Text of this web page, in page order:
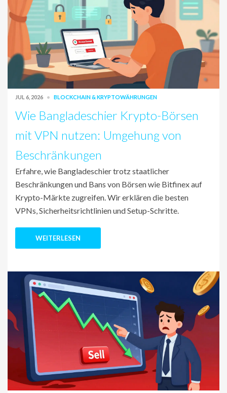
JUL 6, 2026 BLOCKCHAIN & KRYPTOWÄHRUNGEN
Wie Bangladeschier Krypto-Börsen
mit VPN nutzen: Umgehung von
Beschränkungen
Erfahre, wie Bangladeschier trotz staatlicher
Beschränkungen und Bans von Börsen wie Bitfinex auf
Krypto-Märkte zugreifen. Wir erklären die besten
VPNs, Sicherheitsrichtlinien und Setup-Schritte.
WEITERLESEN